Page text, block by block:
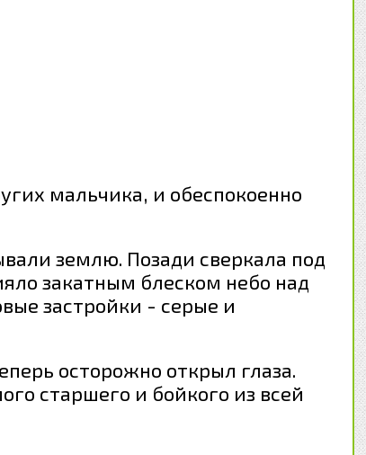
мальчика, и обеспокоенно
землю. Позади сверкала под
закатным блеском небо над
застройки - серые и
осторожно открыл глаза.
старшего и бойкого из всей